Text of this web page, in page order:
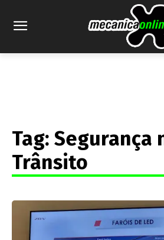
Tag: Segurança
Trânsito